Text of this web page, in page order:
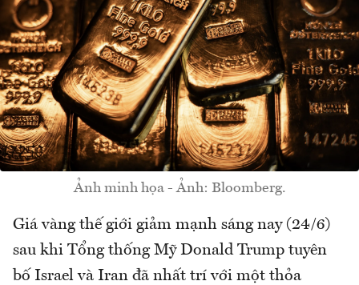
Ảnh minh họa - Ảnh: Bloomberg.
Giá vàng thế giới giảm mạnh sáng nay (24/6)
sau khi Tổng thống Mỹ Donald Trump tuyên
bố Israel và Iran đã nhất trí với một thỏa